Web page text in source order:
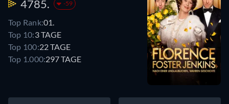
4785. -59
Top Rank:01.
Top 10:3 TAGE
Top 100:22 TAGE
Top 1.000:297 TAGE